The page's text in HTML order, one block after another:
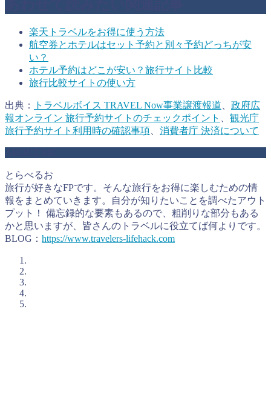
楽天トラベルをお得に使う方法
航空券とホテルはセット予約と別々予約どっちが安
い？
ホテル予約はどこが安い？旅行サイト比較
旅行比較サイトの使い方
出典： トラベルボイス TRAVEL Now事業譲渡報道
政府広
報オンライン 旅行予約サイトのチェックポイント
観光庁
旅行予約サイト利用時の確認事項
消費者庁 決済について
とらべるお
旅行が好きなFPです。そんな旅行をお得に楽しむための情
報をまとめていきます。自分が知りたいことを調べたアウト
プット！ 備忘録的な要素もあるので、粗削りな部分もある
かと思いますが、皆さんのトラベルに役立てば何よりです。
BLOG： https://www.travelers-lifehack.com